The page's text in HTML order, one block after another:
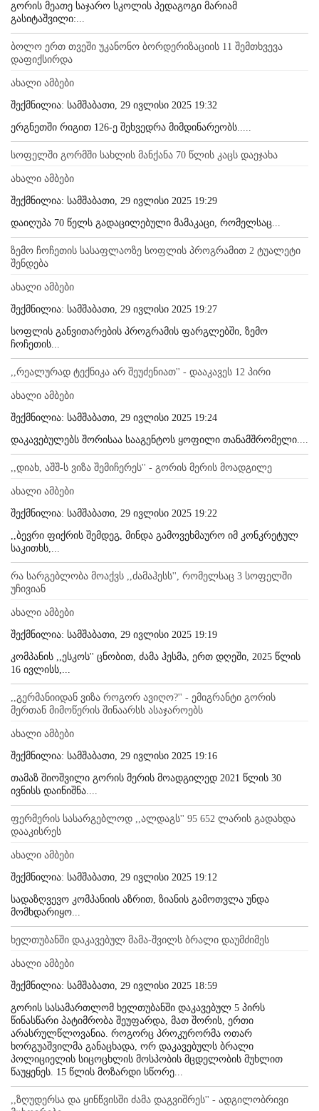
გორის მეათე საჯარო სკოლის პედაგოგი მარიამ
გასიტაშვილი:...
ბოლო ერთ თვეში უკანონო ბორდერიზაციის 11 შემთხვევა
დაფიქსირდა
ახალი ამბები
შექმნილია: სამშაბათი, 29 ივლისი 2025 19:32
ერგნეთში რიგით 126-ე შეხვედრა მიმდინარეობს.....
სოფელში გორმში სახლის მანქანა 70 წლის კაცს დაეჯახა
ახალი ამბები
შექმნილია: სამშაბათი, 29 ივლისი 2025 19:29
დაიღუპა 70 წელს გადაცილებული მამაკაცი, რომელსაც...
ზემო ჩოჩეთის სასაფლაოზე სოფლის პროგრამით 2 ტუალეტი
შენდება
ახალი ამბები
შექმნილია: სამშაბათი, 29 ივლისი 2025 19:27
სოფლის განვითარების პროგრამის ფარგლებში, ზემო
ჩოჩეთის...
,,რეალურად ტექნიკა არ შეუძენიათ'' - დააკავეს 12 პირი
ახალი ამბები
შექმნილია: სამშაბათი, 29 ივლისი 2025 19:24
დაკავებულებს შორისაა სააგენტოს ყოფილი თანამშრომელი....
,,დიახ, აშშ-ს ვიზა შემიჩერეს'' - გორის მერის მოადგილე
ახალი ამბები
შექმნილია: სამშაბათი, 29 ივლისი 2025 19:22
,,ბევრი ფიქრის შემდეგ, მინდა გამოვეხმაურო იმ კონკრეტულ
საკითხს,...
რა სარგებლობა მოაქვს ,,ძამაჰესს'', რომელსაც 3 სოფელში
უჩივიან
ახალი ამბები
შექმნილია: სამშაბათი, 29 ივლისი 2025 19:19
კომპანის ,,ესკოს'' ცნობით, ძამა ჰესმა, ერთ დღეში, 2025 წლის
16 ივლისს,...
,,გერმანიიდან ვიზა როგორ ავიღო?'' - ემიგრანტი გორის
მერთან მიმოწერის შინაარსს ასაჯაროებს
ახალი ამბები
შექმნილია: სამშაბათი, 29 ივლისი 2025 19:16
თამაზ შიოშვილი გორის მერის მოადგილედ 2021 წლის 30
ივნისს დაინიშნა....
ფერმერის სასარგებლოდ ,,ალდაგს'' 95 652 ლარის გადახდა
დააკისრეს
ახალი ამბები
შექმნილია: სამშაბათი, 29 ივლისი 2025 19:12
სადაზღვევო კომპანიის აზრით, ზიანის გამოთვლა უნდა
მომხდარიყო...
ხელთუბანში დაკავებულ მამა-შვილს ბრალი დაუმძიმეს
ახალი ამბები
შექმნილია: სამშაბათი, 29 ივლისი 2025 18:59
გორის სასამართლომ ხელთუბანში დაკავებულ 5 პირს
წინასწარი პატიმრობა შეუფარდა, მათ შორის, ერთი
არასრულწლოვანია. როგორც პროკურორმა ოთარ
ხორგუაშვილმა განაცხადა, ორ დაკავებულს ბრალი
პოლიციელის სიცოცხლის მოსპობის მცდელობის მუხლით
წაუყენეს. 15 წლის მოზარდი სწორე...
,,ზღუდერსა და ყინწვისში ძამა დაგვიშრეს'' - ადგილობრივი